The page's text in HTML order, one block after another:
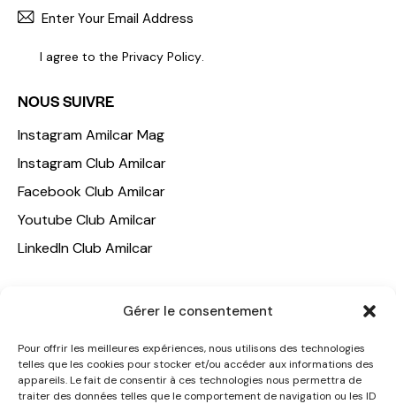
Gérer le consentement
Pour offrir les meilleures expériences, nous utilisons des technologies
telles que les cookies pour stocker et/ou accéder aux informations des
appareils. Le fait de consentir à ces technologies nous permettra de
traiter des données telles que le comportement de navigation ou les ID
I agree to the Privacy Policy.
NOUS SUIVRE
Instagram Amilcar Mag
Instagram Club Amilcar
Facebook Club Amilcar
Youtube Club Amilcar
LinkedIn Club Amilcar
AMILCAR TRAVEL CLUB
CLUB AMILCAR, Club d'affaires international